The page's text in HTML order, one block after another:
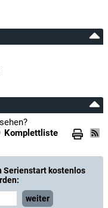
Komplettliste
Serienstart kostenlos
weiter